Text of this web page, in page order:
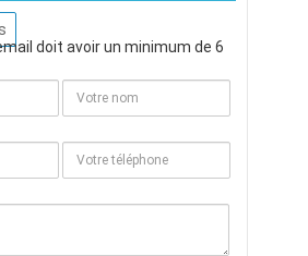
doit avoir un minimum de 6